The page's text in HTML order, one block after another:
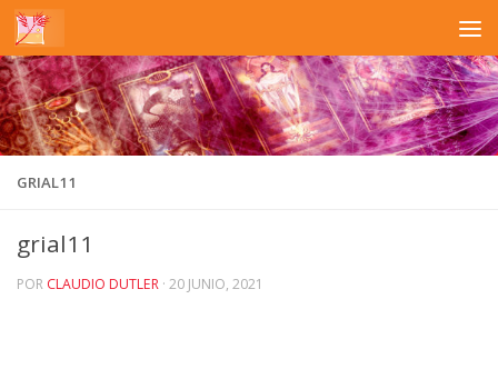
Saltar al contenido
GRIAL11
grial11
POR CLAUDIO DUTLER · 20 JUNIO, 2021